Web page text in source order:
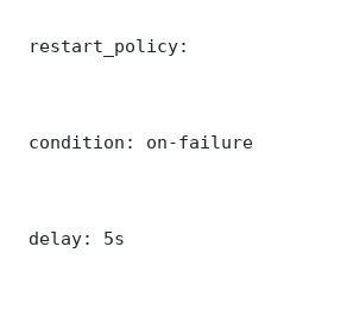
restart_policy:
condition: on-failure
delay: 5s